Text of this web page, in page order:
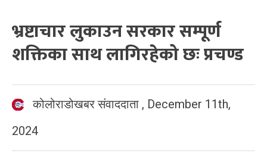
भ्रष्टाचार लुकाउन सरकार सम्पूर्ण
शक्तिका साथ लागिरहेको छः प्रचण्ड
कोलोराडोखबर संवाददाता , December 11th,
2024